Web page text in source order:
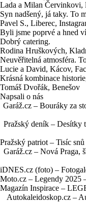
Lada a Milan Červinkovi,
Syn nadšený, já taky. To
Pavel S., Liberec,
Byli jsme poprvé a hned
Dobrý catering.
Rodina Hruškových,
Neuvěřitelná atmosféra.
Lucie a David, Kácov,
Krásná kombinace
Tomáš Dvořák, Benešov
Napsali o nás
Garáž.cz – Bouráky za
Pražský deník –
Pražský patriot – Tisíc
Garáž.cz – Nová
iDNES.cz (foto) –
Moto.cz – Legendy 2025
Magazín Inspirace –
Autokaleidoskop.cz –